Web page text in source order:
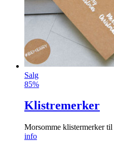
Salg
85%
Klistremerker
Morsomme klistermerker
info